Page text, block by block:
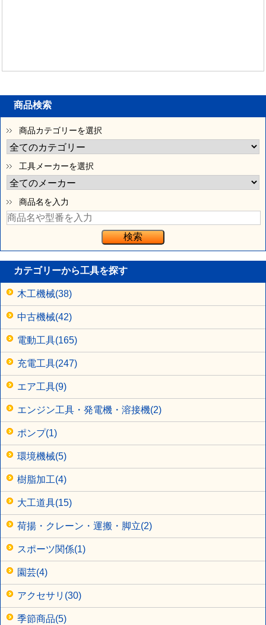
商品検索
商品カテゴリーを選択
工具メーカーを選択
商品名を入力
カテゴリーから工具を探す
木工機械(38)
中古機械(42)
電動工具(165)
充電工具(247)
エア工具(9)
エンジン工具・発電機・溶接機(2)
ポンプ(1)
環境機械(5)
樹脂加工(4)
大工道具(15)
荷揚・クレーン・運搬・脚立(2)
スポーツ関係(1)
園芸(4)
アクセサリ(30)
季節商品(5)